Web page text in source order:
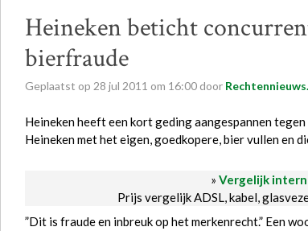
Heineken beticht
bierfraude
Geplaatst op 28 jul 2011 om 16:00 door
Heineken heeft een kort geding aangespannen
Heineken met het eigen, goedkopere, bier vullen en
» Vergelijk
Prijs vergelijk ADSL, kabel,
”Dit is fraude en inbreuk op het merkenrecht.” Een